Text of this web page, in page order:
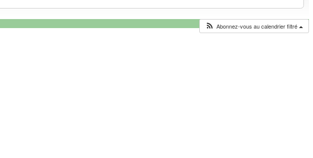
Abonnez-vous au calendrier filtré